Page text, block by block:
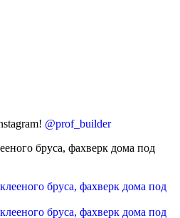
@prof_builder
бруса, фахверк дома под